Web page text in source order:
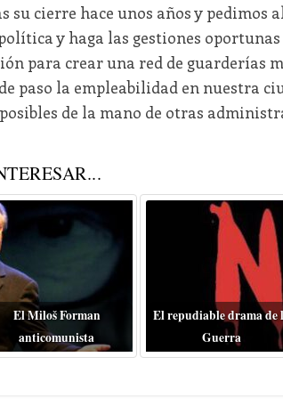
su cierre hace unos años y pedimos
y haga las gestiones
para crear una red de guarderías
paso la empleabilidad en nuestra
de la mano de otras
El Miloš Forman
anticomunista
El repudiable drama de
Guerra